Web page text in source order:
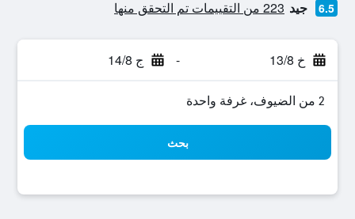
6.5 جيد 223 من التقييمات تم التحقق منها
خ 13/8 - ج 14/8
2 من الضيوف، غرفة واحدة
بحث